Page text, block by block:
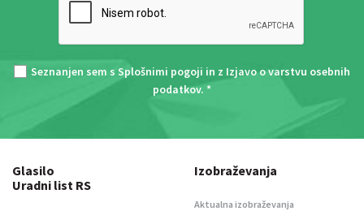
Seznanjen sem s Splošnimi pogoji in z Izjavo o varstvu osebnih
podatkov. *
Glasilo
Uradni list RS
Izobraževanja
Aktualna izobraževanja